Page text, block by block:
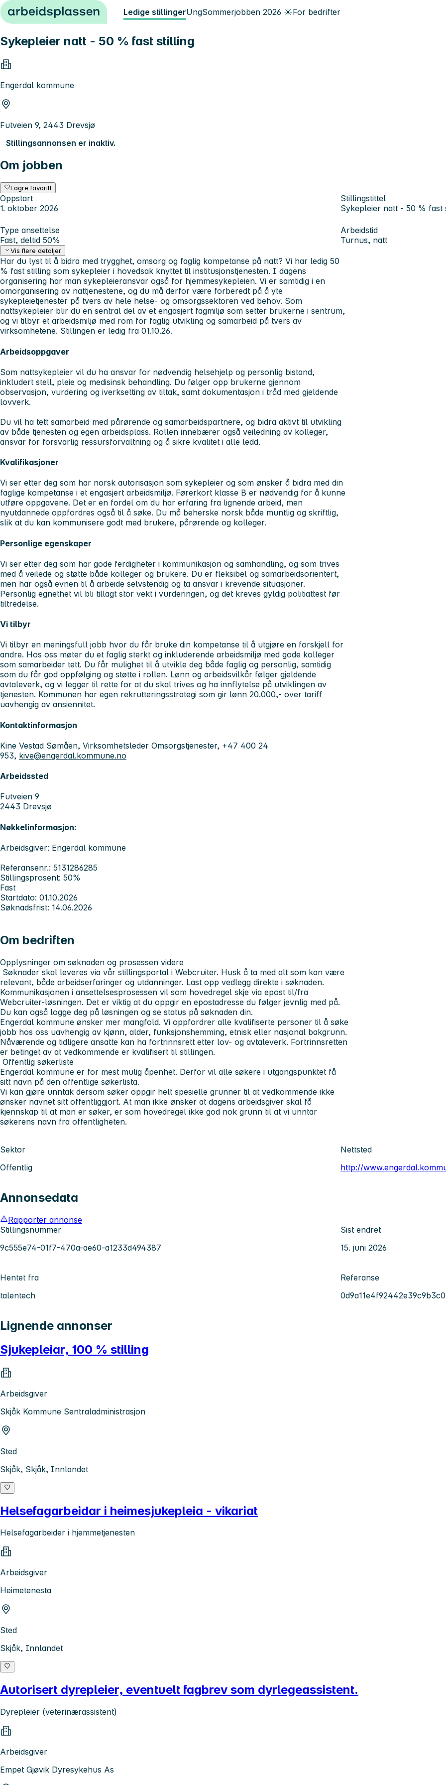
Hopp til innhold Ledige stillingerUngSommerjobben 2026 ☀️For bedrifter
Sykepleier natt - 50 % fast stilling
Engerdal kommune
Futveien 9, 2443 Drevsjø
Stillingsannonsen er inaktiv.
Om jobben
Lagre favoritt
Oppstart
1. oktober 2026
Stillingstittel
Sykepleier natt - 50 % fast
Type ansettelse
Fast, deltid 50%
Arbeidstid
Turnus, natt
Vis flere detaljer
Har du lyst til å bidra med trygghet, omsorg og faglig kompetanse på natt? Vi har ledig 50
% fast stilling som sykepleier i hovedsak knyttet til institusjonstjenesten. I dagens
organisering har man sykepleieransvar også for hjemmesykepleien. Vi er samtidig i en
omorganisering av nattjenestene, og du må derfor være forberedt på å yte
sykepleietjenester på tvers av hele helse- og omsorgssektoren ved behov. Som
nattsykepleier blir du en sentral del av et engasjert fagmiljø som setter brukerne i sentrum,
og vi tilbyr et arbeidsmiljø med rom for faglig utvikling og samarbeid på tvers av
virksomhetene. Stillingen er ledig fra 01.10.26.
Arbeidsoppgaver
Som nattsykepleier vil du ha ansvar for nødvendig helsehjelp og personlig bistand,
inkludert stell, pleie og medisinsk behandling. Du følger opp brukerne gjennom
observasjon, vurdering og iverksetting av tiltak, samt dokumentasjon i tråd med gjeldende
lovverk.
Du vil ha tett samarbeid med pårørende og samarbeidspartnere, og bidra aktivt til utvikling
av både tjenesten og egen arbeidsplass. Rollen innebærer også veiledning av kolleger,
ansvar for forsvarlig ressursforvaltning og å sikre kvalitet i alle ledd.
Kvalifikasjoner
Vi ser etter deg som har norsk autorisasjon som sykepleier og som ønsker å bidra med din
faglige kompetanse i et engasjert arbeidsmiljø. Førerkort klasse B er nødvendig for å kunne
utføre oppgavene. Det er en fordel om du har erfaring fra lignende arbeid, men
nyutdannede oppfordres også til å søke. Du må beherske norsk både muntlig og skriftlig,
slik at du kan kommunisere godt med brukere, pårørende og kolleger.
Personlige egenskaper
Vi ser etter deg som har gode ferdigheter i kommunikasjon og samhandling, og som trives
med å veilede og støtte både kolleger og brukere. Du er fleksibel og samarbeidsorientert,
men har også evnen til å arbeide selvstendig og ta ansvar i krevende situasjoner.
Personlig egnethet vil bli tillagt stor vekt i vurderingen, og det kreves gyldig politiattest før
tiltredelse.
Vi tilbyr
Vi tilbyr en meningsfull jobb hvor du får bruke din kompetanse til å utgjøre en forskjell for
andre. Hos oss møter du et faglig sterkt og inkluderende arbeidsmiljø med gode kolleger
som samarbeider tett. Du får mulighet til å utvikle deg både faglig og personlig, samtidig
som du får god oppfølging og støtte i rollen. Lønn og arbeidsvilkår følger gjeldende
avtaleverk, og vi legger til rette for at du skal trives og ha innflytelse på utviklingen av
tjenesten. Kommunen har egen rekrutteringsstrategi som gir lønn 20.000,- over tariff
uavhengig av ansiennitet.
Kontaktinformasjon
Kine Vestad Sømåen, Virksomhetsleder Omsorgstjenester, +47 400 24
953, kive@engerdal.kommune.no
Arbeidssted
Futveien 9
2443 Drevsjø
Nøkkelinformasjon:
Arbeidsgiver: Engerdal kommune
Referansenr.: 5131286285
Stillingsprosent: 50%
Fast
Startdato: 01.10.2026
Søknadsfrist: 14.06.2026
Om bedriften
Opplysninger om søknaden og prosessen videre
Søknader skal leveres via vår stillingsportal i Webcruiter. Husk å ta med alt som kan være
relevant, både arbeidserfaringer og utdanninger. Last opp vedlegg direkte i søknaden.
Kommunikasjonen i ansettelsesprosessen vil som hovedregel skje via epost til/fra
Webcruiter-løsningen. Det er viktig at du oppgir en epostadresse du følger jevnlig med på.
Du kan også logge deg på løsningen og se status på søknaden din.
Engerdal kommune ønsker mer mangfold. Vi oppfordrer alle kvalifiserte personer til å søke
jobb hos oss uavhengig av kjønn, alder, funksjonshemming, etnisk eller nasjonal bakgrunn.
Nåværende og tidligere ansatte kan ha fortrinnsrett etter lov- og avtaleverk. Fortrinnsretten
er betinget av at vedkommende er kvalifisert til stillingen.
Offentlig søkerliste
Engerdal kommune er for mest mulig åpenhet. Derfor vil alle søkere i utgangspunktet få
sitt navn på den offentlige søkerlista.
Vi kan gjøre unntak dersom søker oppgir helt spesielle grunner til at vedkommende ikke
ønsker navnet sitt offentliggjort. At man ikke ønsker at dagens arbeidsgiver skal få
kjennskap til at man er søker, er som hovedregel ikke god nok grunn til at vi unntar
søkerens navn fra offentligheten.
Sektor
Offentlig
Nettsted
http://
Annonsedata
Rapporter annonse
Stillingsnummer
9c555e74-01f7-470a-ae60-a1233d494387
Sist endret
15. juni 2026
Hentet fra
talentech
Referanse
Lignende annonser
Sjukepleiar, 100 % stilling
Arbeidsgiver
Skjåk Kommune Sentraladministrasjon
Sted
Skjåk, Skjåk, Innlandet
Helsefagarbeidar i heimesjukepleia - vikariat
Helsefagarbeider i hjemmetjenesten
Arbeidsgiver
Heimetenesta
Sted
Skjåk, Innlandet
Autorisert dyrepleier, eventuelt fagbrev som dyrlegeassistent.
Dyrepleier (veterinærassistent)
Arbeidsgiver
Empet Gjøvik Dyresykehus As